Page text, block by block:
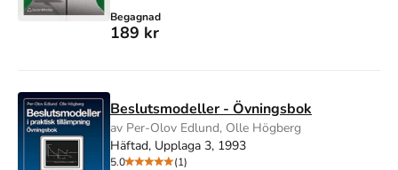
Begagnad
189 kr
Beslutsmodeller - Övningsbok
av Per-Olov Edlund, Olle Högberg
Häftad, Upplaga 3, 1993
5.0
(1)